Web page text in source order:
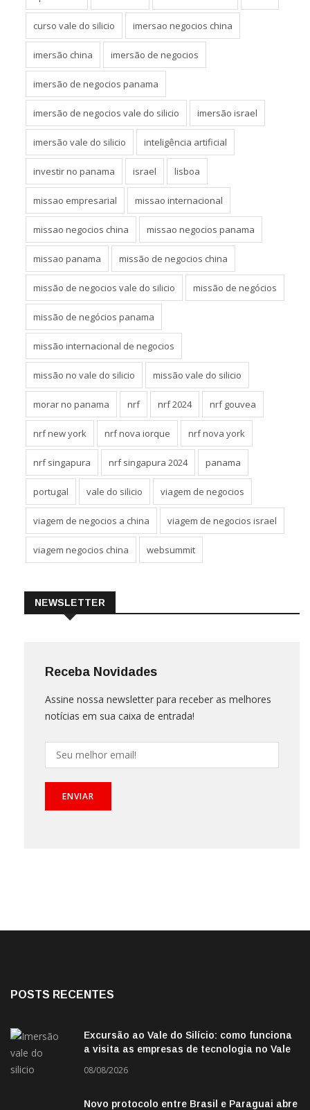
curso vale do silicio imersao negocios china
imersão china imersão de negocios
imersão de negocios panama
imersão de negocios vale do silicio imersão israel
imersão vale do silicio inteligência artificial
investir no panama israel lisboa
missao empresarial missao internacional
missao negocios china missao negocios panama
missao panama missão de negocios china
missão de negocios vale do silicio missão de negócios
missão de negócios panama
missão internacional de negocios
missão no vale do silicio missão vale do silicio
morar no panama nrf nrf 2024 nrf gouvea
nrf new york nrf nova iorque nrf nova york
nrf singapura nrf singapura 2024 panama
portugal vale do silicio viagem de negocios
viagem de negocios a china viagem de negocios israel
viagem negocios china websummit
NEWSLETTER
Receba Novidades
Assine nossa newsletter para receber as melhores
notícias em sua caixa de entrada!
POSTS RECENTES
Excursão ao Vale do Silício: como funciona
a visita as empresas de tecnologia no Vale
08/08/2026
Novo protocolo entre Brasil e Paraguai abre